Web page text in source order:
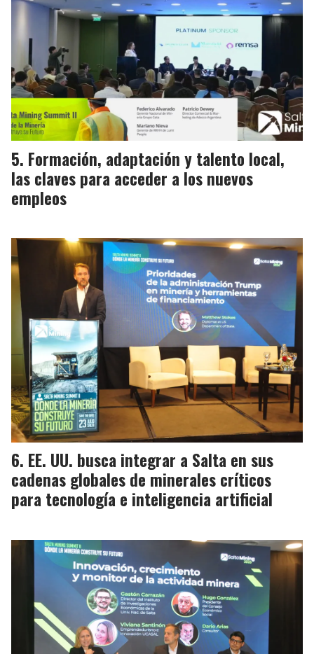
Formación, adaptación y talento local,
las claves para acceder a los nuevos
empleos
EE. UU. busca integrar a Salta en sus
cadenas globales de minerales críticos
para tecnología e inteligencia artificial